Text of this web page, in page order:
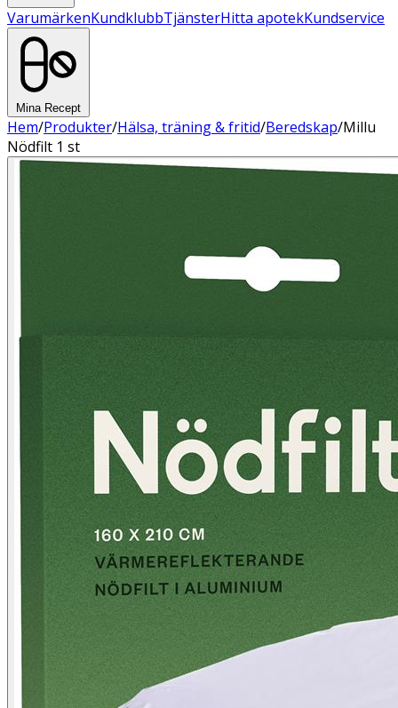
VarumärkenKundklubbTjänsterHitta apotekKundservice
Mina Recept
Hem/Produkter/Hälsa, träning & fritid/Beredskap/Millu
Nödfilt 1 st